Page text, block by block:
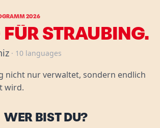
2026
STRAUBING.
· 10 languages
nicht nur verwaltet, sondern endlich
wird.
WER BIST DU?